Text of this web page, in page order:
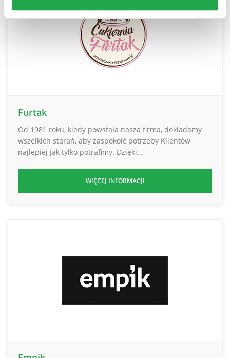
Furtak
Od 1981 roku, kiedy powstała nasza firma, dokładamy
wszelkich starań, aby zaspokoić potrzeby Klientów
najlepiej jak tylko potrafimy. Dzięki…
WIĘCEJ INFORMACJI